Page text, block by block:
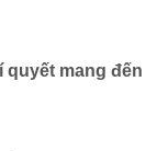
quyết mang đến